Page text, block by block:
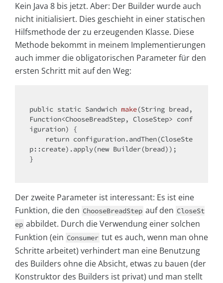
Kein Java 8 bis jetzt. Aber: Der Builder wurde auch
nicht initialisiert. Dies geschieht in einer statischen
Hilfsmethode der zu erzeugenden Klasse. Diese
Methode bekommt in meinem Implementierungen
auch immer die obligatorischen Parameter für den
ersten Schritt mit auf den Weg:
public static Sandwich make(String bread,
Function<ChooseBreadStep, CloseStep> conf
iguration)
{
return configuration.andThen(CloseSte
p::create).apply(new Builder(bread));
}
Der zweite Parameter ist interessant: Es ist eine
Funktion, die den ChooseBreadStep auf den CloseSt
ep abbildet. Durch die Verwendung einer solchen
Funktion (ein Consumer tut es auch, wenn man ohne
Schritte arbeitet) verhindert man eine Benutzung
des Builders ohne die Absicht, etwas zu bauen (der
Konstruktor des Builders ist privat) und man stellt